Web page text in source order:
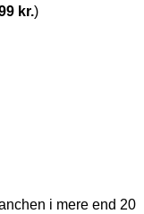
kr.)
i mere end 20